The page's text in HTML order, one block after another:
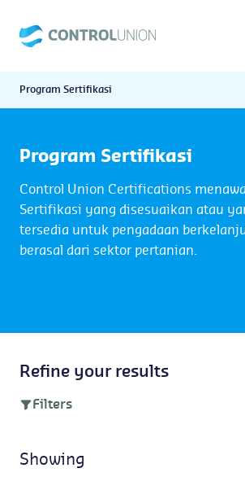
Program Sertifikasi
Program Sertifikasi
Control Union Certifications
Sertifikasi yang disesuaikan atau
tersedia untuk pengadaan
berasal dari sektor pertanian.
Refine your results
Filters
Showing